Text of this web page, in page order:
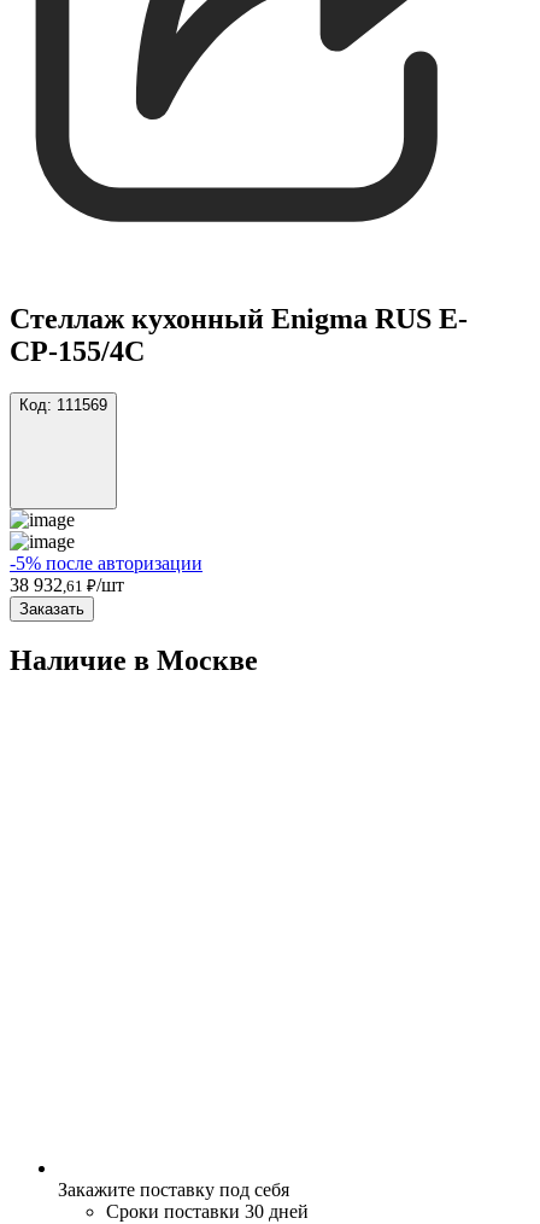
Стеллаж кухонный Enigma RUS Е-
СР-155/4С
Код: 111569
-5% после авторизации
38 932 ,61 ₽/шт
Заказать
Наличие в Москвe
Закажите поставку под себя
Сроки поставки 30 дней